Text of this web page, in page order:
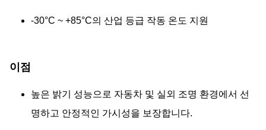
-30°C ~ +85°C의 산업 등급 작동 온도 지원
이점
높은 밝기 성능으로 자동차 및 실외 조명 환경에서 선
명하고 안정적인 가시성을 보장합니다.